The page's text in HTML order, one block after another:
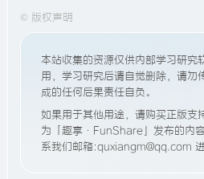
© 版权声明
本站收集的资源仅供内部学习研究
用，学习研究后请自觉删除，请勿
成的任何后果责任自负。
如果用于其他用途，请购买正版支
为「趣享·FunShare」发布的内
系我们邮箱:quxiangm@qq.com 进